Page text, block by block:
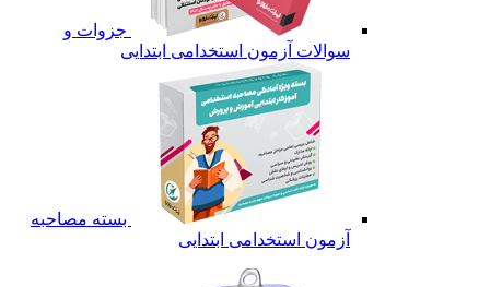
جزوات و
سوالات آزمون استخدامی ابتدایی
بسته مصاحبه
آزمون استخدامی ابتدایی